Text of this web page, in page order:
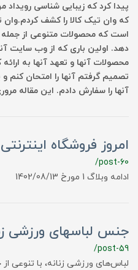
پیدا کرد که زیبایی شناسی رویداد
که وان تیک کالا را کشف کردم.وان
است که محصولات متنوعی از جمله
دهد. اولین باری که از وب سایت
محصولات آنها و تعهد آنها به
تصمیم گرفتم آنها را امتحان
آنها را سفارش دادم. این مقاله
امروز فروشگاه
/post-60
ادامه وبلاگ 1 مورخ 1402/08/13
جنس لباسهای ورزشی
/post-59
لباس‌های ورزشی زنانه، با تنوعی